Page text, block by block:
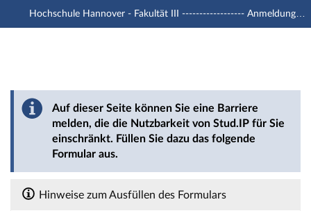
Hauptnavigation
Hochschule Hannover - Fakultät III ------------------ Anmeldung mit -u1 Account
Barriere melden
Auf dieser Seite können Sie eine Barriere
melden, die die Nutzbarkeit von Stud.IP für Sie
einschränkt. Füllen Sie dazu das folgende
Formular aus.
Hinweise zum Ausfüllen des Formulars